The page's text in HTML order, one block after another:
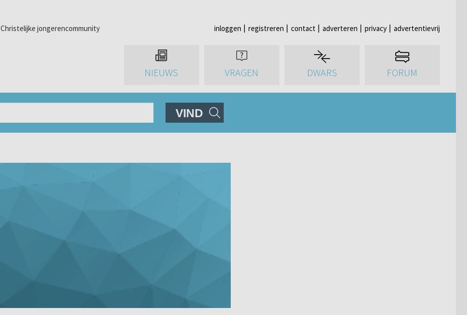
Christelijke jongerencommunity inloggen registreren contact adverteren privacy advertentievrij
NIEUWS VRAGEN DWARS FORUM
VIND